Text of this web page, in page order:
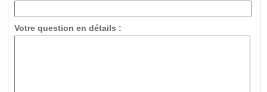
Votre question en détails :